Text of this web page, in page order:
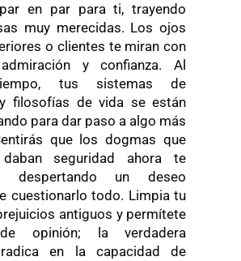
en par para ti, trayendo
muy merecidas. Los ojos
o clientes te miran con
y confianza. Al
tus sistemas de
filosofías de vida se están
para dar paso a algo más
que los dogmas que
seguridad ahora te
despertando un deseo
cuestionarlo todo. Limpia tu
antiguos y permítete
opinión; la verdadera
en la capacidad de